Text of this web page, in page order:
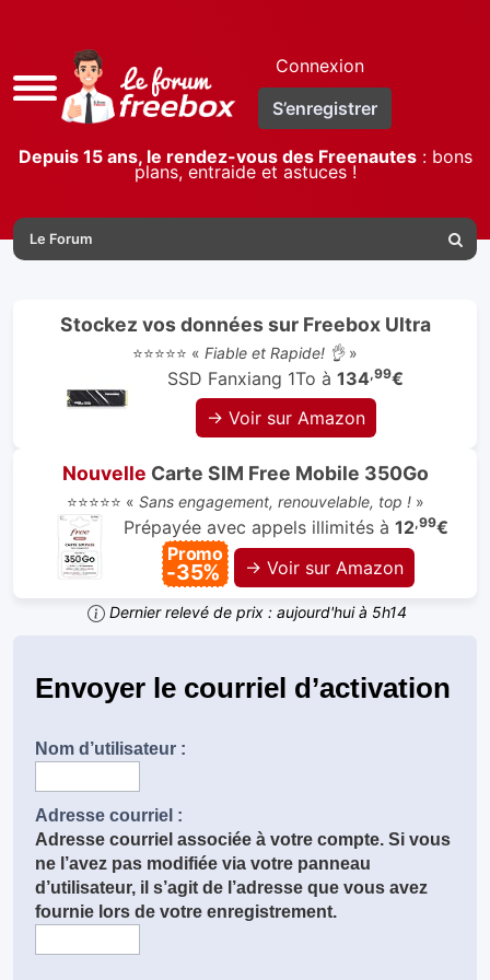
Accès
rapide
Connexion
S’enregistrer
Depuis 15 ans, le rendez-vous des Freenautes: bons
plans, entraide et astuces !
Le Forum
Stockez vos données sur Freebox Ultra
⭐⭐⭐⭐⭐ « Fiable et Rapide! 👌»
SSD Fanxiang 1To à 134,99€
→ Voir sur Amazon
Nouvelle Carte SIM Free Mobile 350Go
⭐⭐⭐⭐⭐ « Sans engagement, renouvelable, top !»
Prépayée avec appels illimités à 12,99€
Promo
-35% → Voir sur Amazon
Dernier relevé de prix : aujourd'hui à 5h14
Envoyer le courriel d’activation
Nom d’utilisateur :
Adresse courriel :
Adresse courriel associée à votre compte. Si vous
ne l’avez pas modifiée via votre panneau
d’utilisateur, il s’agit de l’adresse que vous avez
fournie lors de votre enregistrement.